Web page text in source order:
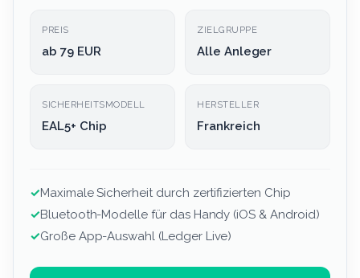
PREIS
ab 79 EUR
ZIELGRUPPE
Alle Anleger
SICHERHEITSMODELL
EAL5+ Chip
HERSTELLER
Frankreich
✓Maximale Sicherheit durch zertifizierten Chip
✓Bluetooth-Modelle für das Handy (iOS & Android)
✓Große App-Auswahl (Ledger Live)